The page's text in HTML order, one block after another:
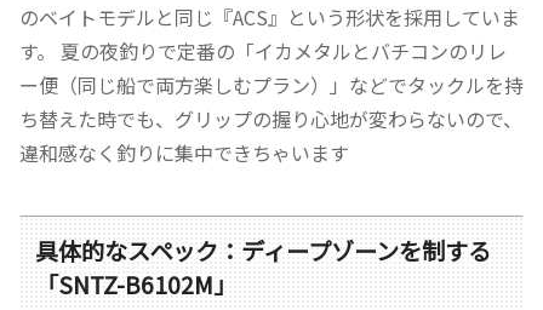
のベイトモデルと同じ『ACS』という形状を採用していま
す。 夏の夜釣りで定番の「イカメタルとバチコンのリレ
ー便（同じ船で両方楽しむプラン）」などでタックルを持
ち替えた時でも、グリップの握り心地が変わらないので、
違和感なく釣りに集中できちゃいます
具体的なスペック：ディープゾーンを制する
「SNTZ-B6102M」